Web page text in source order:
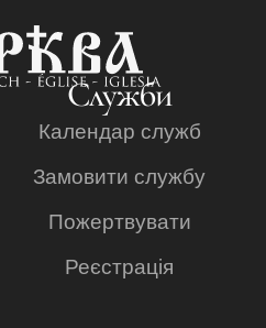
Служби
Календар служб
Замовити службу
Пожертвувати
Реєстрація